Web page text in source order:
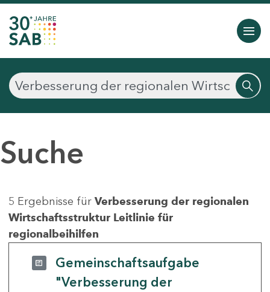
Suche
5 Ergebnisse für Verbesserung der regionalen
Wirtschaftsstruktur Leitlinie für
regionalbeihilfen
Gemeinschaftsaufgabe
"Verbesserung der